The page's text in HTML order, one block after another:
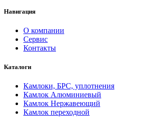
Навигация
О компании
Сервис
Контакты
Каталоги
Камлоки, БРС, уплотнения
Камлок Алюминиевый
Камлок Нержавеющий
Камлок переходной